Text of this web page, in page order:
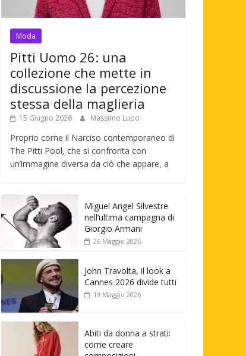
Moda
Pitti Uomo 26: una
collezione che mette in
discussione la percezione
stessa della maglieria
15 Giugno 2026 Massimo Lupo
Proprio come il Narciso contemporaneo di
The Pitti Pool, che si confronta con
un’immagine diversa da ciò che appare, a
Miguel Angel Silvestre
nell’ultima campagna di
Giorgio Armani
26 Maggio 2026
John Travolta, il look a
Cannes 2026 divide tutti
19 Maggio 2026
Abiti da donna a strati:
come creare